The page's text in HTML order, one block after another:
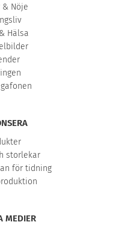
& Nöje
Hälsa
storlekar
för tidning
MEDIER